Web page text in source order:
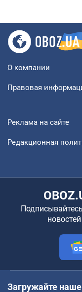
О компании
Правовая
Реклама на сайте
Редакционная
Загружайте